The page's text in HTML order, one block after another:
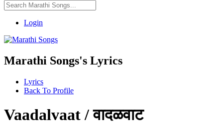
Login
Marathi Songs's Lyrics
Lyrics
Back To Profile
Vaadalvaat / वादळवाट